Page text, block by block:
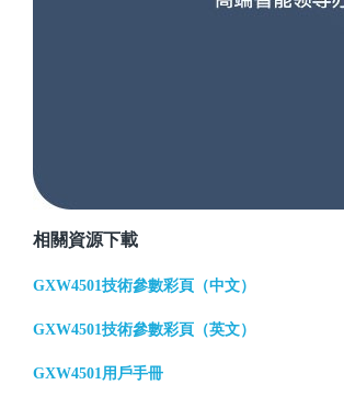
相關資源下載
GXW4501技術參數彩頁（中文）
GXW4501技術參數彩頁（英文）
GXW4501用戶手冊